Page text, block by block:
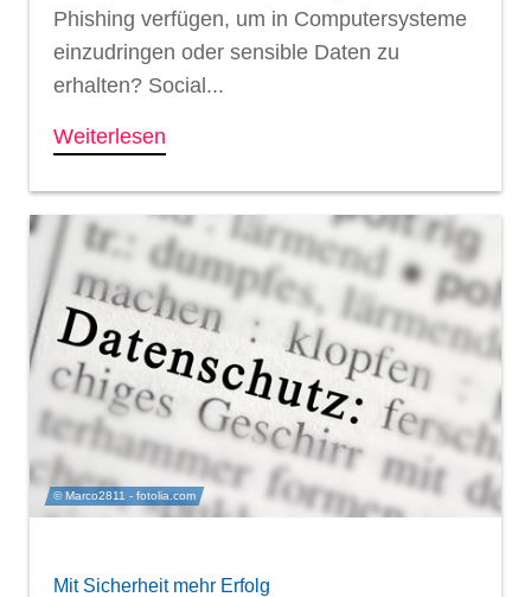
Phishing verfügen, um in Computersysteme
einzudringen oder sensible Daten zu
erhalten? Social...
Weiterlesen
Mit Sicherheit mehr Erfolg
© Marco2811 - fotolia.com